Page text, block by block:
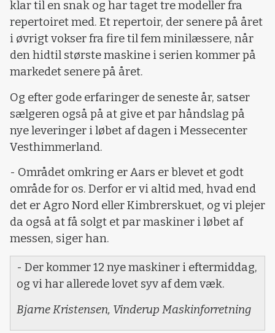
klar til en snak og har taget tre modeller fra
repertoiret med. Et repertoir, der senere på året
i øvrigt vokser fra fire til fem minilæssere, når
den hidtil største maskine i serien kommer på
markedet senere på året.
Og efter gode erfaringer de seneste år, satser
sælgeren også på at give et par håndslag på
nye leveringer i løbet af dagen i Messecenter
Vesthimmerland.
- Området omkring er Aars er blevet et godt
område for os. Derfor er vi altid med, hvad end
det er Agro Nord eller Kimbrerskuet, og vi plejer
da også at få solgt et par maskiner i løbet af
messen, siger han.
- Der kommer 12 nye maskiner i eftermiddag,
og vi har allerede lovet syv af dem væk.
Bjarne Kristensen, Vinderup Maskinforretning